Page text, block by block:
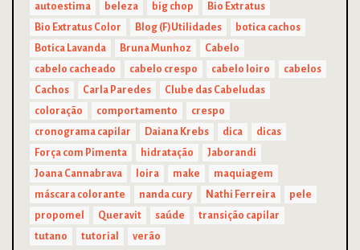
autoestima
beleza big chop
Bio Extratus
Bio Extratus Color
Blog (F)Utilidades
botica cachos
Botica Lavanda
Bruna Munhoz
Cabelo
cabelo cacheado
cabelo crespo cabelo loiro
cabelos
Cachos
Carla Paredes
Clube das Cabeludas
coloração
comportamento
crespo
cronograma capilar
Daiana Krebs dica
dicas
Força com Pimenta
hidratação
Jaborandi
Joana Cannabrava
loira make
maquiagem
máscara colorante
nanda cury Nathi Ferreira
pele
propomel
Queravit saúde
transição capilar
tutano
tutorial verão